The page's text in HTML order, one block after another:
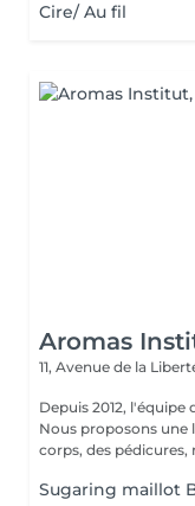
Cire/ Au fil
Aromas
11, Avenue de la
Depuis 2012,
Nous proposons une
corps, des pédicures,
Sugaring maillot